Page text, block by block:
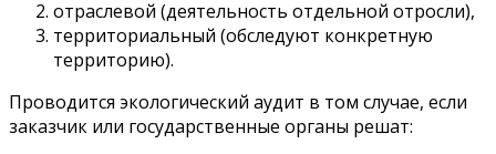
отраслевой (деятельность отдельной отросли),
территориальный (обследуют конкретную
территорию).
Проводится экологический аудит в том случае, если
заказчик или государственные органы решат: